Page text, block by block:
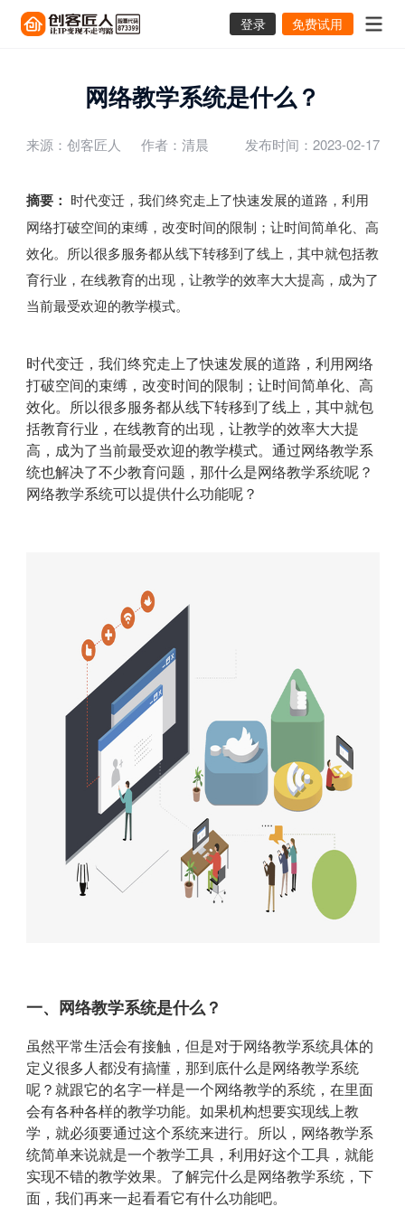
登录 免费试用
网络教学系统是什么？
来源：创客匠人 作者：清晨 发布时间：2023-02-17
摘要： 时代变迁，我们终究走上了快速发展的道路，利用
网络打破空间的束缚，改变时间的限制；让时间简单化、高
效化。所以很多服务都从线下转移到了线上，其中就包括教
育行业，在线教育的出现，让教学的效率大大提高，成为了
当前最受欢迎的教学模式。
时代变迁，我们终究走上了快速发展的道路，利用网络
打破空间的束缚，改变时间的限制；让时间简单化、高
效化。所以很多服务都从线下转移到了线上，其中就包
括教育行业，在线教育的出现，让教学的效率大大提
高，成为了当前最受欢迎的教学模式。通过网络教学系
统也解决了不少教育问题，那什么是网络教学系统呢？
网络教学系统可以提供什么功能呢？
一、网络教学系统是什么？
虽然平常生活会有接触，但是对于网络教学系统具体的
定义很多人都没有搞懂，那到底什么是网络教学系统
呢？就跟它的名字一样是一个网络教学的系统，在里面
会有各种各样的教学功能。如果机构想要实现线上教
学，就必须要通过这个系统来进行。所以，网络教学系
统简单来说就是一个教学工具，利用好这个工具，就能
实现不错的教学效果。了解完什么是网络教学系统，下
面，我们再来一起看看它有什么功能吧。